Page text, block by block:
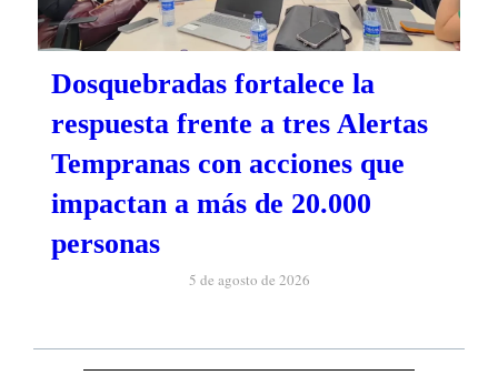
Dosquebradas fortalece la
respuesta frente a tres Alertas
Tempranas con acciones que
impactan a más de 20.000
personas
5 de agosto de 2026